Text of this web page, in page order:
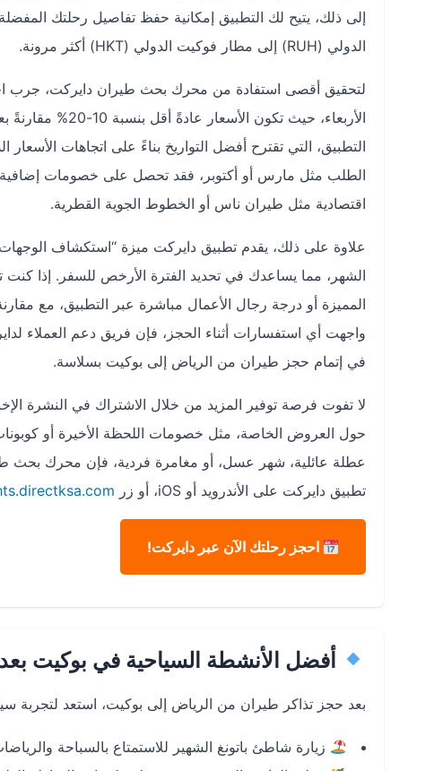
إلى ذلك، يتيح لك التطبيق إمكانية حفظ تفاصيل رحلتك
الدولي (RUH) إلى مطار فوكيت الدولي (HKT) أكثر مرونة.
لتحقيق أقصى استفادة من محرك بحث طيران دايركت، جرب
الأربعاء، حيث
التطبيق، التي تقترح أفضل التواريخ بناءً على اتجاهات
الطلب مثل مارس أو أكتوبر، فقد تحصل على خصومات
اقتصادية مثل طيران ناس أو الخطوط الجوية القطرية.
علاوة على ذلك، يقدم تطبيق دايركت ميزة “استكشاف
الشهر، مما يساعدك في تحديد الفترة الأرخص للسفر. إذا كنت
المميزة أو درجة رجال الأعمال مباشرة عبر التطبيق، مع
في إتمام حجز طيران من الرياض إلى بوكيت بسلاسة.
لا تفوت فرصة توفير المزيد من خلال الاشتراك في النشرة
حول العروض الخاصة، مثل خصومات اللحظة الأخيرة أو
عطلة عائلية، شهر عسل، أو مغامرة فردية، فإن محرك بحث
تطبيق دايركت على الأندرويد أو iOS، أو زر
احجز رحلتك الآن عبر دايركت!
أفضل الأنشطة السياحية في بوكيت
بعد حجز تذاكر طيران من الرياض إلى بوكيت، استعد لتجربة
زيارة شاطئ باتونغ الشهير للاستمتاع بالسباحة